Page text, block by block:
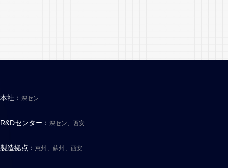
本社：深セン
R&Dセンター：深セン、西安
製造拠点：恵州、蘇州、西安